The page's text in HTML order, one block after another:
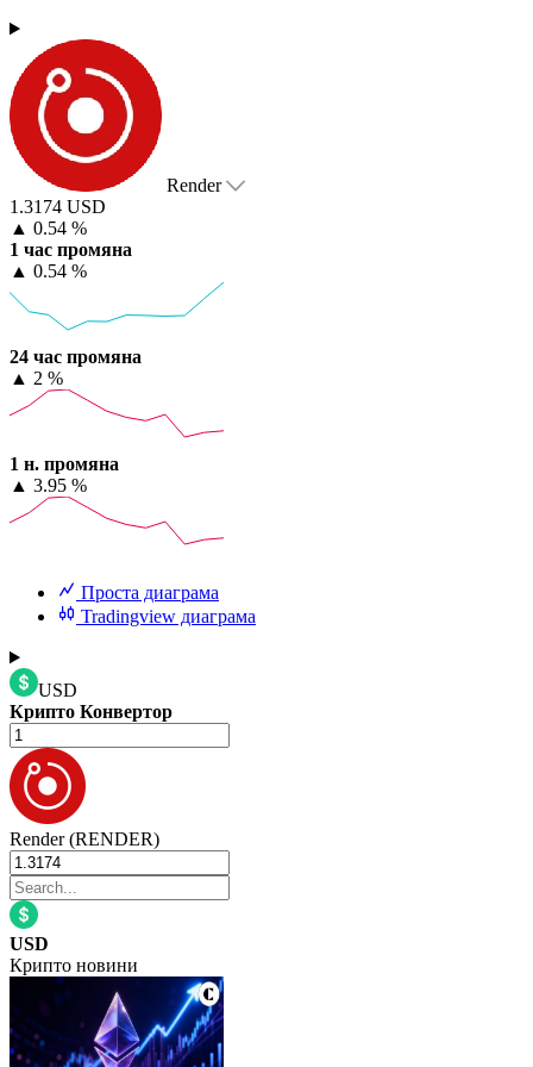
Render
1.3174 USD
▲ 0.54 %
1 час промяна
▲ 0.54 %
24 час промяна
▲ 2 %
1 н. промяна
▲ 3.95 %
Проста диаграма
Tradingview диаграма
USD
Крипто Конвертор
Render (RENDER)
USD
Крипто новини